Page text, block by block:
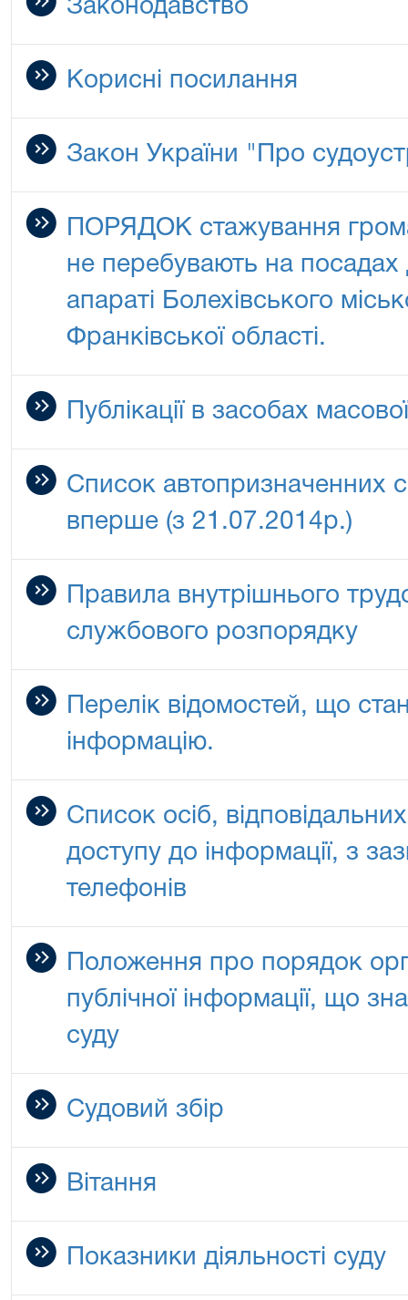
Законодавство
Корисні посилання
Закон України "Про
ПОРЯДОК стажування
не перебувають на
апараті Болехівського
Франківської області.
Публікації в засобах
Список автопризначенних
вперше (з 21.07.2014р.)
Правила внутрішнього
службового розпорядку
Перелік відомостей, що
інформацію.
Список осіб,
доступу до інформації, з
телефонів
Положення про порядок
публічної інформації, що
суду
Судовий збір
Вітання
Показники діяльності суду